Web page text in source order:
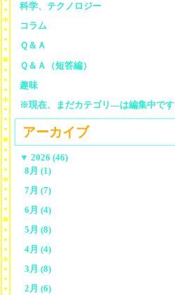
科学、テクノロジー
コラム
Ｑ＆Ａ
Ｑ＆Ａ（短答編）
趣味
※現在、まだカテゴリ—は編集中です
アーカイブ
▼ 2026 (46)
8月 (1)
7月 (7)
6月 (4)
5月 (8)
4月 (4)
3月 (8)
2月 (6)